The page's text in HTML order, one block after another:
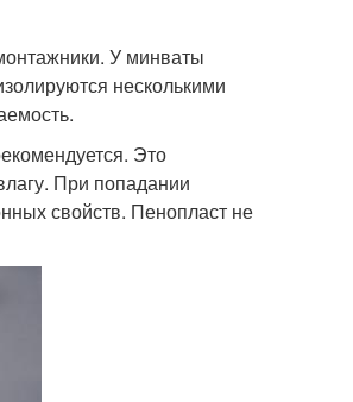
У минваты
несколькими
Это
При попадании
свойств. Пенопласт не